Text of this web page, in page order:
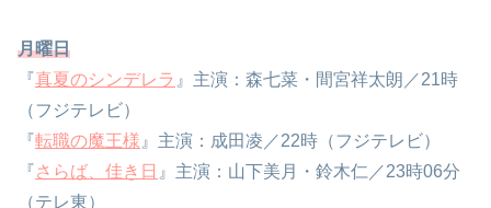
月曜日
『真夏のシンデレラ 』主演：森七菜・間宮祥太朗／21時
（フジテレビ）
『転職の魔王様 』主演：成田凌／22時（フジテレビ）
『さらば、佳き日 』主演：山下美月・鈴木仁／23時06分
（テレ東）